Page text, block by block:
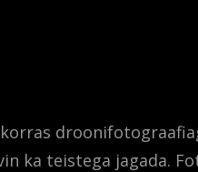
ka teistega jagada.